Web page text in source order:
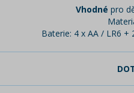
Vhodné pro
Baterie: 4 x AA / LR6 +